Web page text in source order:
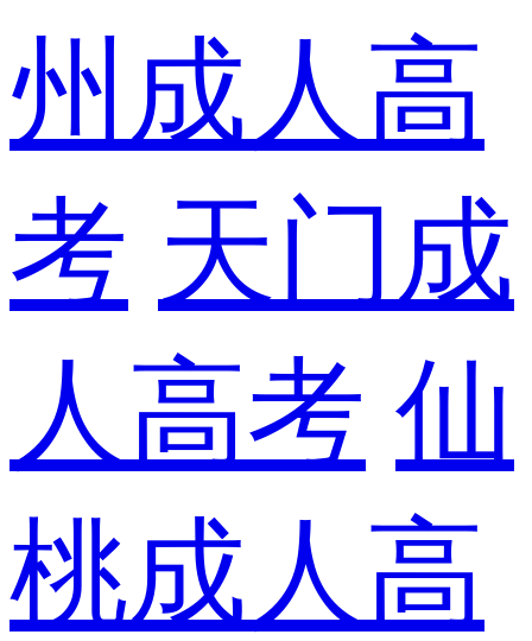
州成人高
考 天门成
人高考 仙
桃成人高